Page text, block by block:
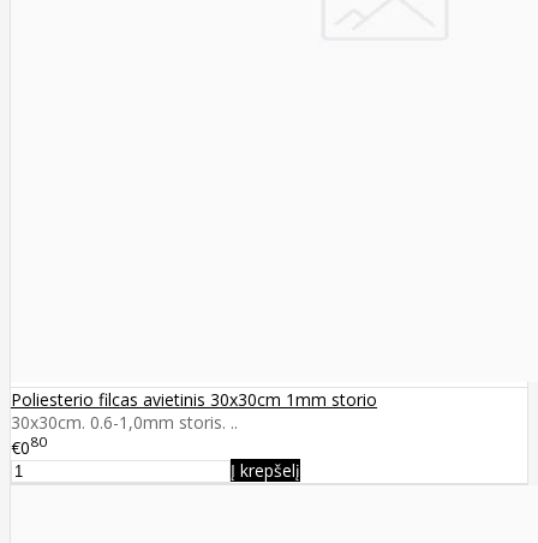
Poliesterio filcas avietinis 30x30cm 1mm storio
30x30cm. 0.6-1,0mm storis. ..
€080
Į krepšelį